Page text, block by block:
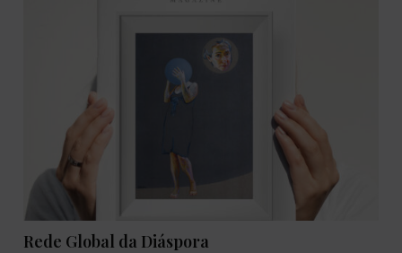
Rede Global da Diáspora